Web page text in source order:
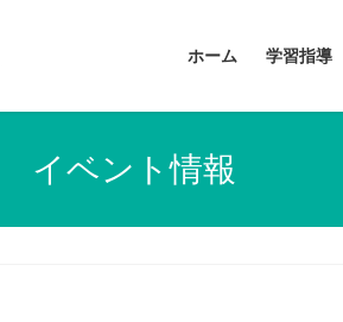
ホーム 学習指導
イベント情報